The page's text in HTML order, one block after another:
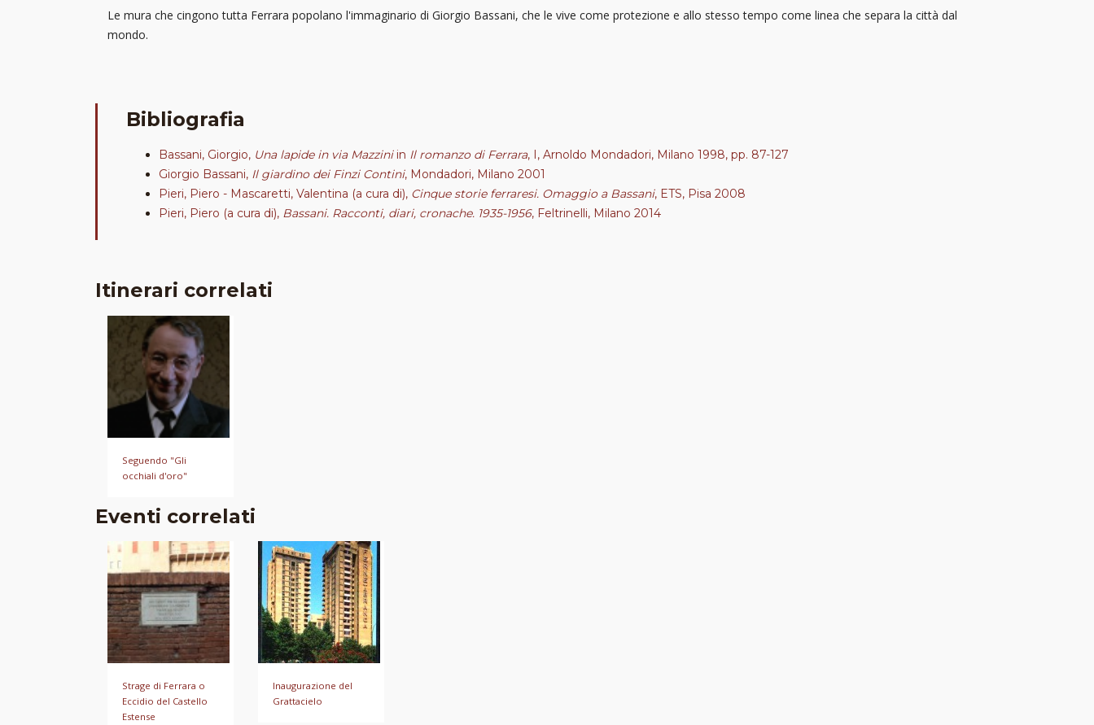
Le mura che cingono tutta Ferrara popolano l'immaginario di Giorgio Bassani, che le vive come protezione e allo stesso tempo come linea che separa la città dal
mondo.
Bibliografia
Bassani, Giorgio, Una lapide in via Mazziniin Il romanzo di Ferrara, I, Arnoldo Mondadori, Milano 1998, pp. 87-127
Giorgio Bassani, Il giardino dei Finzi Contini, Mondadori, Milano 2001
Pieri, Piero - Mascaretti, Valentina (a cura di), Cinque storie ferraresi. Omaggio a Bassani, ETS, Pisa 2008
Pieri, Piero (a cura di), Bassani. Racconti, diari, cronache. 1935-1956, Feltrinelli, Milano 2014
Itinerari correlati
Seguendo "Gli
occhiali d'oro"
Eventi correlati
Strage di Ferrara o
Eccidio del Castello
Estense
Inaugurazione del
Grattacielo